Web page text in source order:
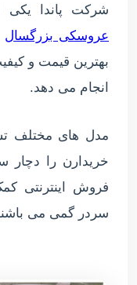
شرکت پاندا یکی
عروسکی بزرگسال
بهترین قیمت و
انجام می دهد.
مدل های مختلف
خریدارن را
فروش اینترنتی
سردر گمی می